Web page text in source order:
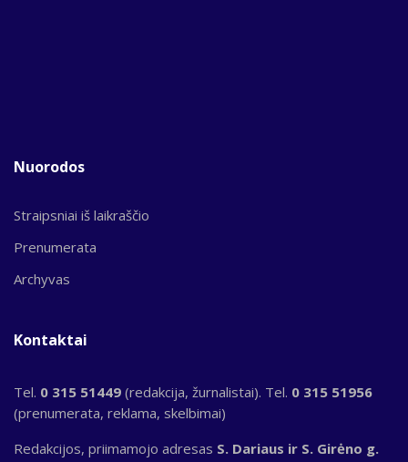
Nuorodos
Straipsniai iš laikraščio
Prenumerata
Archyvas
Kontaktai
Tel. 0 315 51449 (redakcija, žurnalistai). Tel. 0 315 51956
(prenumerata, reklama, skelbimai)
Redakcijos, priimamojo adresas S. Dariaus ir S. Girėno g.